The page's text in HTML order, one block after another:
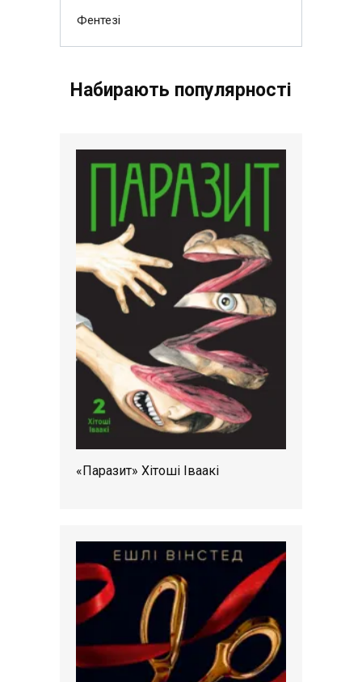
Фентезі
Набирають популярності
«Паразит» Хітоші Іваакі